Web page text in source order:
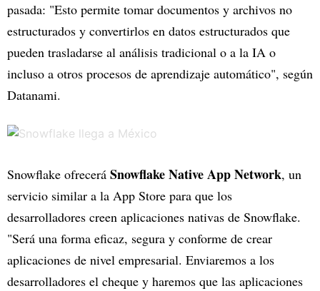
pasada: "Esto permite tomar documentos y archivos no
estructurados y convertirlos en datos estructurados que
pueden trasladarse al análisis tradicional o a la IA o
incluso a otros procesos de aprendizaje automático", según
Datanami.
Snowflake ofrecerá Snowflake Native App Network, un
servicio similar a la App Store para que los
desarrolladores creen aplicaciones nativas de Snowflake.
"Será una forma eficaz, segura y conforme de crear
aplicaciones de nivel empresarial. Enviaremos a los
desarrolladores el cheque y haremos que las aplicaciones